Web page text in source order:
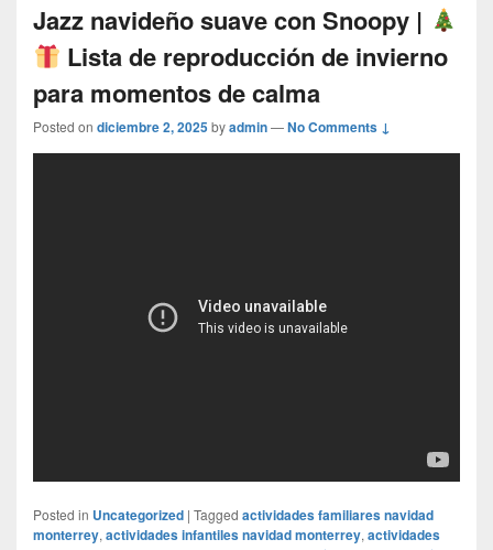
Jazz navideño suave con Snoopy |
Lista de reproducción de invierno
para momentos de calma
Posted on diciembre 2, 2025byadmin—No Comments ↓
Posted in Uncategorized | Tagged actividades familiares navidad
monterrey, actividades infantiles navidad monterrey, actividades